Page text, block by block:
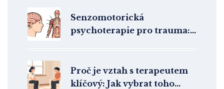
Senzomotorická
psychoterapie pro trauma:
Proč je vztah s terapeutem
klíčový: Jak vybrat toho